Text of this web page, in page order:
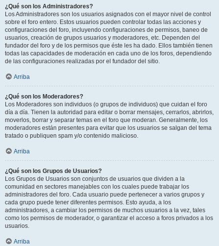
¿Qué son los Administradores?
Los Administradores son los usuarios asignados con el mayor nivel de control
sobre el foro entero. Estos usuarios pueden controlar todas las acciones y
configuraciones del foro, incluyendo configuraciones de permisos, baneo de
usuarios, creación de grupos usuarios y moderadores, etc. Dependen del
fundador del foro y de los permisos que éste les ha dado. Ellos también tienen
todas las capacidades de moderación en cada uno de los foros, dependiendo
de las configuraciones realizadas por el fundador del sitio.
Arriba
¿Qué son los Moderadores?
Los Moderadores son individuos (o grupos de individuos) que cuidan el foro
día a día. Tienen la autoridad para editar o borrar mensajes, cerrarlos, abrirlos,
moverlos, borrar y separar temas en el foro que moderan. Generalmente, los
moderadores están presentes para evitar que los usuarios se salgan del tema
tratado o publiquen spam y/o contenido malicioso.
Arriba
¿Qué son los Grupos de Usuarios?
Los Grupos de Usuarios son conjuntos de usuarios que dividen a la
comunidad en sectores manejables con los cuales puede trabajar los
administradores del foro. Cada usuario puede pertenecer a varios grupos y
cada grupo puede tener diferentes permisos. Esto ayuda, a los
administradores, a cambiar los permisos de muchos usuarios a la vez, tales
como los permisos de moderador, o garantizar el acceso a foros privados a los
usuarios.
Arriba